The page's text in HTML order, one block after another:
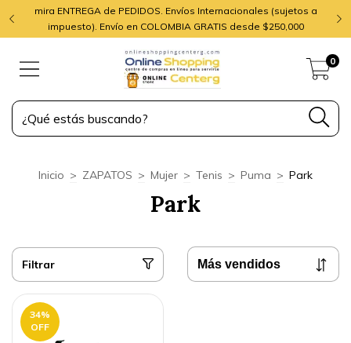
mira ENTREGA de PEDIDOS. Envíos Internacionales (sujetos a
impuesto). Envío en COLOMBIA GRATIS desde $250,000
0
Inicio > ZAPATOS > Mujer > Tenis > Puma > Park
Park
Filtrar
34%
OFF